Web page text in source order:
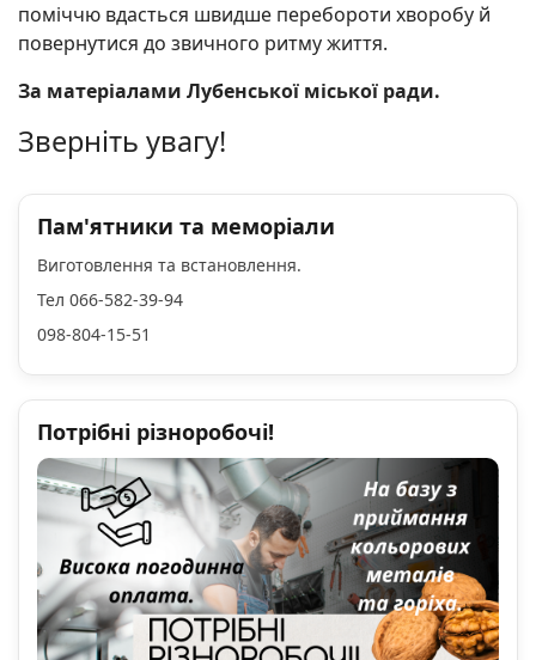
поміччю вдасться швидше перебороти хворобу й
повернутися до звичного ритму життя.
За матеріалами Лубенської міської ради.
Зверніть увагу!
Пам'ятники та меморіали
Виготовлення та встановлення.
Тел 066-582-39-94
098-804-15-51
Потрібні різноробочі!